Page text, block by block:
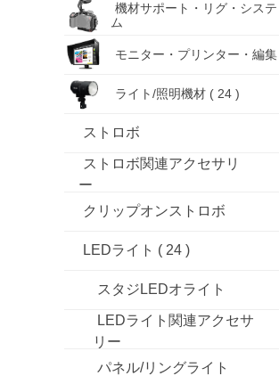
機材サポート・リグ・システ
ム
モニター・プリンター・編集
ライト/照明機材 ( 24 )
ストロボ
ストロボ関連アクセサリ
ー
クリップオンストロボ
LEDライト ( 24 )
スタジLEDオライト
LEDライト関連アクセサ
リー
パネル/リングライト